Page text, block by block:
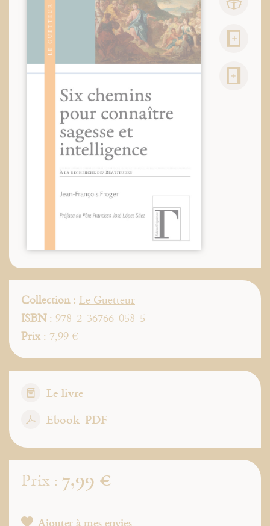
Collection : Le Guetteur
ISBN: 978-2-36766-058-5
Prix: 7,99 €
Le livre
Ebook-PDF
Prix : 7,99 €
Ajouter à mes envies